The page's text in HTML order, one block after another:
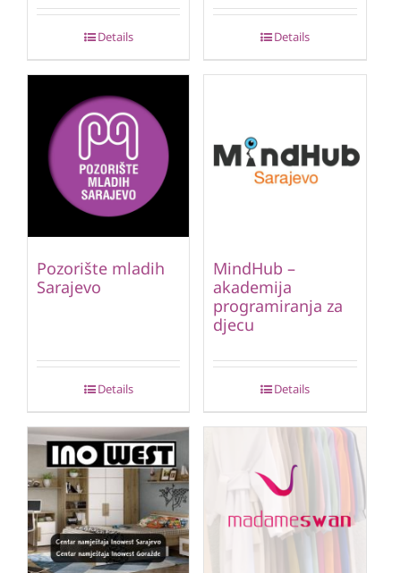
Details Details
Pozorište mladih
Sarajevo
Details
MindHub –
akademija
programiranja za
djecu
Details